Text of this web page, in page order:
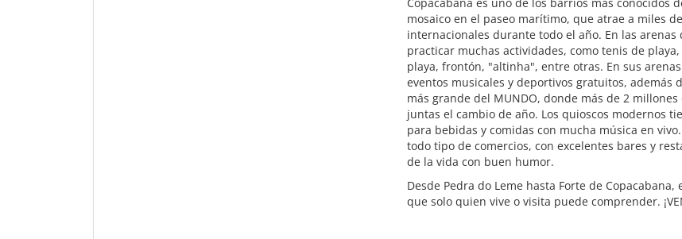
mosaico en el paseo marítimo, que atrae a miles
internacionales durante todo el año. En las arenas
practicar muchas actividades, como tenis de
playa, frontón, "altinha", entre otras. En sus
eventos musicales y deportivos gratuitos, además
más grande del MUNDO, donde más de 2
juntas el cambio de año. Los quioscos modernos
para bebidas y comidas con mucha música en
todo tipo de comercios, con excelentes bares y
de la vida con buen humor.
Desde Pedra do Leme hasta Forte de
que solo quien vive o visita puede comprender.